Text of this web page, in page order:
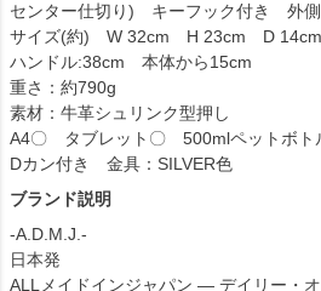
センター仕切り) キーフック付き 外
サイズ(約) W 32cm H 23cm D 14cm
ハンドル:38cm 本体から15cm
重さ：約790g
素材：牛革シュリンク型押し
A4〇 タブレット〇 500mlペットボト
Dカン付き 金具：SILVER色
ブランド説明
-A.D.M.J.-
日本発
ALLメイドインジャパン ― デイリー・